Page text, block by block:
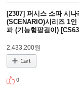
[2307] 퍼시스 소파 시나
(SCENARIO)시리즈 1
파 (기능형팔걸이)
2,433,200원
0